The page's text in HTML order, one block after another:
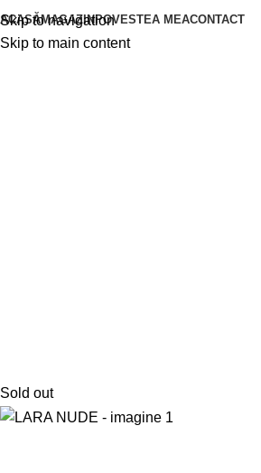
Skip to navigation
Skip to main content
ACASĂMAGAZINPOVESTEA MEACONTACT
Sold out